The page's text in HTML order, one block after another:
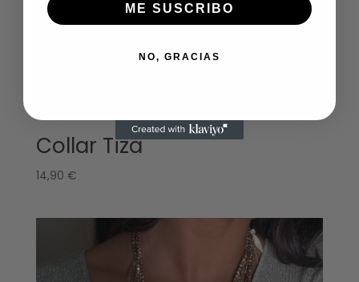
Collar Tiza
14,90 €
ME SUSCRIBO
NO, GRACIAS